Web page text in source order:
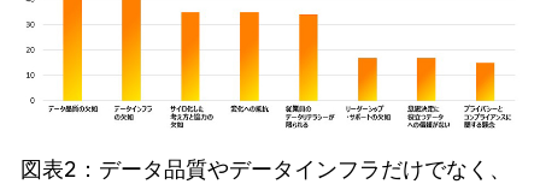
図表2：データ品質やデータインフラだけでなく、